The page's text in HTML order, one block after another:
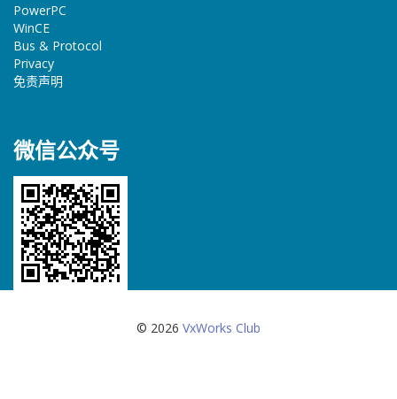
PowerPC
WinCE
Bus & Protocol
Privacy
免责声明
微信公众号
© 2026 VxWorks Club